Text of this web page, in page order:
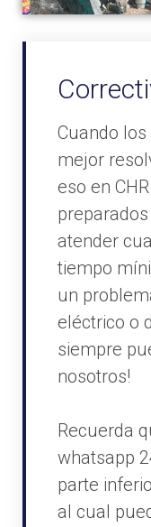
Cuando
mejor
eso en
atender
tiempo
un
eléctrico o
siempre
nosotros!
Recuerda
whatsapp
parte
al cual